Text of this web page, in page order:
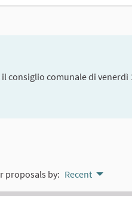
comunale di
proposals by: Recent